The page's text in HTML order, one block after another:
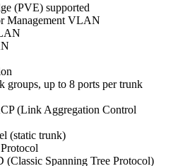
(PVE) supported
Management VLAN
groups, up to 8 ports per trunk
(Link Aggregation Control
(static trunk)
(Classic Spanning Tree Protocol)